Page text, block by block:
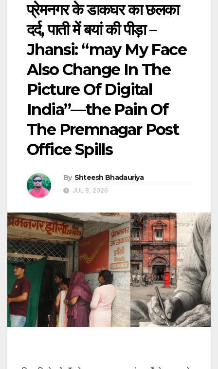
प्रेमनगर के डाकघर का छलका
दर्द, पाती में बयां की पीड़ा –
Jhansi: “may My Face
Also Change In The
Picture Of Digital
India”—the Pain Of
The Premnagar Post
Office Spills
By Shteesh Bhadauriya
JUL 8, 2026